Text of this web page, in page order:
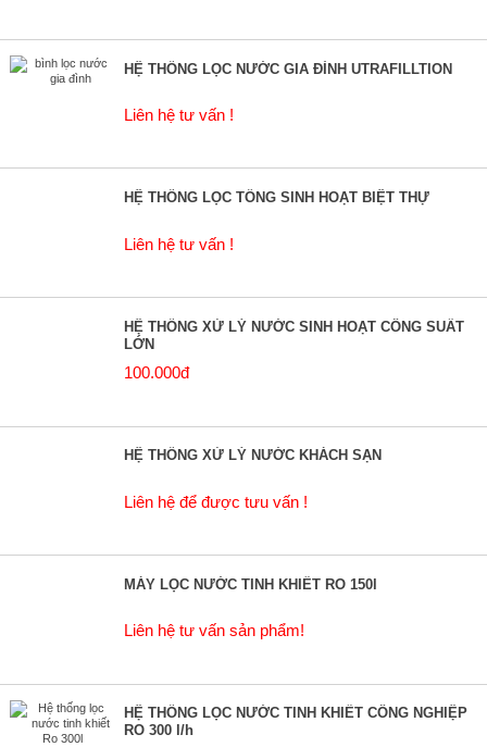
HỆ THỐNG LỌC NƯỚC GIA ĐÌNH UTRAFILLTION
Liên hệ tư vấn !
HỆ THỐNG LỌC TỔNG SINH HOẠT BIỆT THỰ
Liên hệ tư vấn !
HỆ THỐNG XỬ LÝ NƯỚC SINH HOẠT CÔNG SUẤT
LỚN
100.000đ
HỆ THỐNG XỬ LÝ NƯỚC KHÁCH SẠN
Liên hệ để được tưu vấn !
MÁY LỌC NƯỚC TINH KHIẾT RO 150l
Liên hệ tư vấn sản phẩm!
HỆ THỐNG LỌC NƯỚC TINH KHIẾT CÔNG NGHIỆP
RO 300 l/h